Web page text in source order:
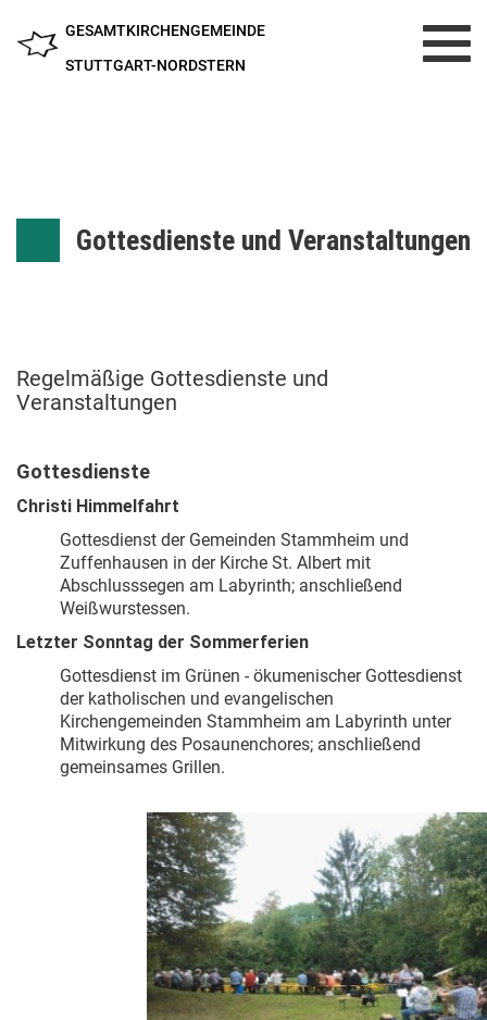
GESAMTKIRCHENGEMEINDE
STUTTGART-NORDSTERN
Gottesdienste und Veranstaltungen
Regelmäßige Gottesdienste und
Veranstaltungen
Gottesdienste
Christi Himmelfahrt
Gottesdienst der Gemeinden Stammheim und
Zuffenhausen in der Kirche St. Albert mit
Abschlusssegen am Labyrinth; anschließend
Weißwurstessen.
Letzter Sonntag der Sommerferien
Gottesdienst im Grünen - ökumenischer Gottesdienst
der katholischen und evangelischen
Kirchengemeinden Stammheim am Labyrinth unter
Mitwirkung des Posaunenchores; anschließend
gemeinsames Grillen.